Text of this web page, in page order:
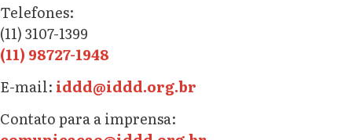
Telefones:
(11) 3107-1399
(11) 98727-1948
E-mail: iddd@iddd.org.br
Contato para a imprensa: